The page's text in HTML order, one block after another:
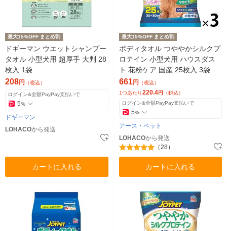
最大15%OFF まとめ割
ドギーマン ウエットシャンプー
タオル 小型犬用 超厚手 大判 28
枚入 1袋
208円 （税込）
ログイン&全額PayPay支払いで
5%
ドギーマン
LOHACOから発送
カートに入れる
最大15%OFF まとめ割
ボディタオル つややかシルクプ
ロテイン 小型犬用 ハウスダス
ト 花粉ケア 国産 25枚入 3袋
661円
（税込）
1つあたり220.4円 （税込）
ログイン&全額PayPay支払いで
5%
アース・ペット
LOHACOから発送
（28）
カートに入れる